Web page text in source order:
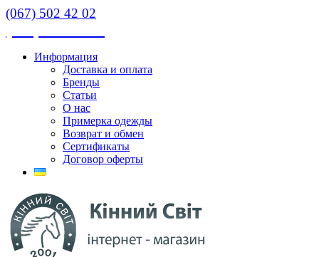
(067) 502 42 02
Информация
Доставка и оплата
Бренды
Статьи
О нас
Примерка одежды
Возврат и обмен
Сертификаты
Договор оферты